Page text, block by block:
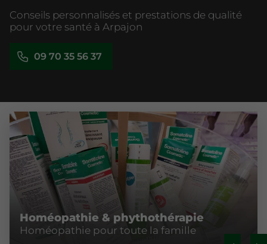
Conseils personnalisés et prestations de qualité
pour votre santé à Arpajon
09 70 35 56 37
Homéopathie & phythothérapie
Homéopathie pour toute la famille